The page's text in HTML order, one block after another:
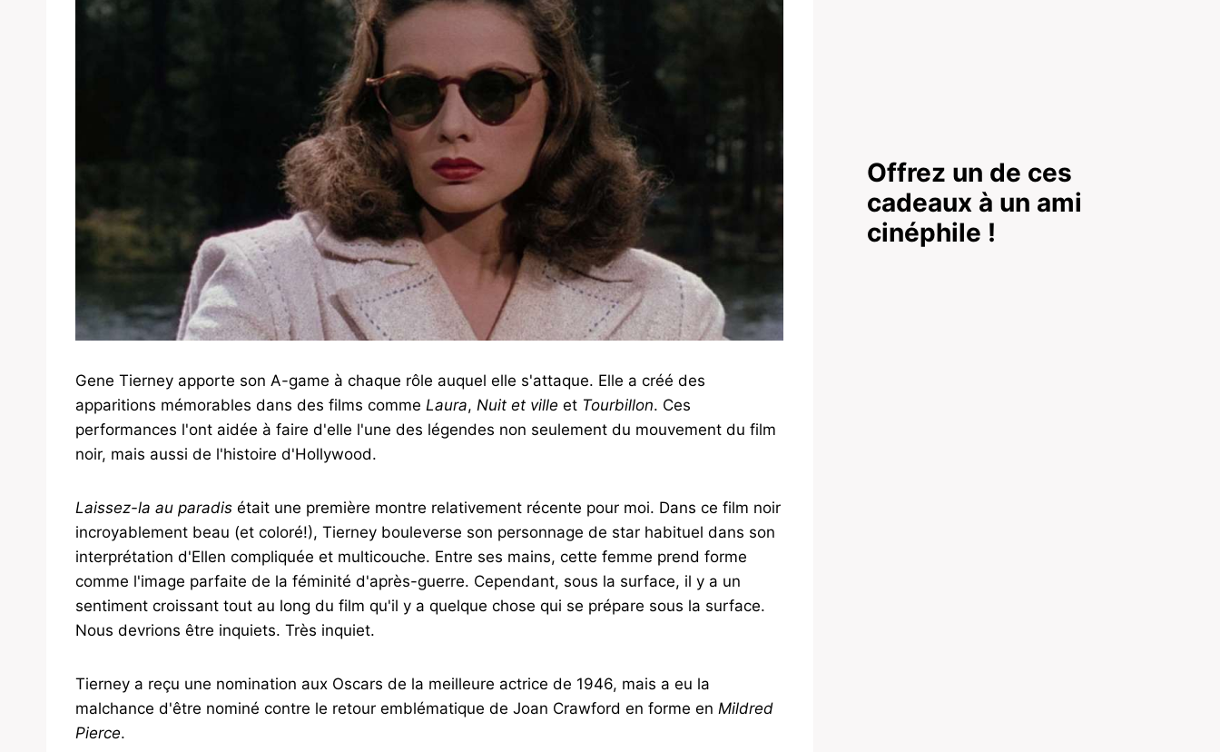
Gene Tierney apporte son A-game à chaque rôle auquel elle s'attaque. Elle a créé des
apparitions mémorables dans des films comme Laura, Nuit et ville et Tourbillon. Ces
performances l'ont aidée à faire d'elle l'une des légendes non seulement du mouvement du film
noir, mais aussi de l'histoire d'Hollywood.
Laissez-la au paradis était une première montre relativement récente pour moi. Dans ce film noir
incroyablement beau (et coloré!), Tierney bouleverse son personnage de star habituel dans son
interprétation d'Ellen compliquée et multicouche. Entre ses mains, cette femme prend forme
comme l'image parfaite de la féminité d'après-guerre. Cependant, sous la surface, il y a un
sentiment croissant tout au long du film qu'il y a quelque chose qui se prépare sous la surface.
Nous devrions être inquiets. Très inquiet.
Tierney a reçu une nomination aux Oscars de la meilleure actrice de 1946, mais a eu la
malchance d'être nominé contre le retour emblématique de Joan Crawford en forme en Mildred
Pierce.
Offrez un de ces
cadeaux à un ami
cinéphile !